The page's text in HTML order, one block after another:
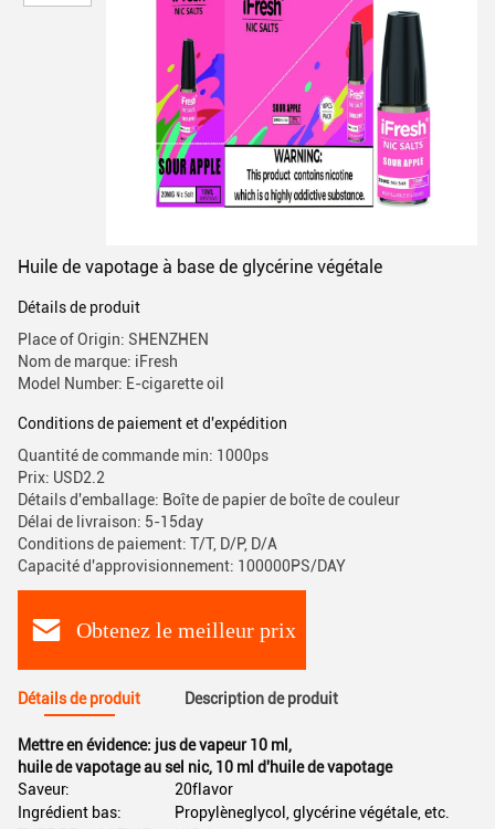
Huile de vapotage à base de glycérine végétale
Détails de produit
Place of Origin: SHENZHEN
Nom de marque: iFresh
Model Number: E-cigarette oil
Conditions de paiement et d'expédition
Quantité de commande min: 1000ps
Prix: USD2.2
Détails d'emballage: Boîte de papier de boîte de couleur
Délai de livraison: 5-15day
Conditions de paiement: T/T, D/P, D/A
Capacité d'approvisionnement: 100000PS/DAY
Obtenez le meilleur prix
Détails de produit Description de produit
Mettre en évidence: jus de vapeur 10 ml ,
huile de vapotage au sel nic, 10 ml d'huile de vapotage
Saveur:
20flavor
Ingrédient bas:
Propylèneglycol, glycérine végétale, etc.